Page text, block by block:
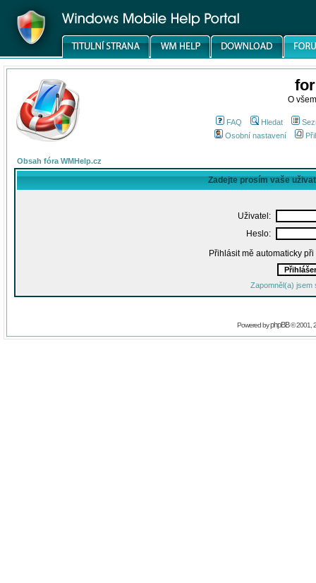
O
FAQ Hledat
Osobní nastavení
Obsah fóra WMHelp.cz
Zadejte prosím vaše
Uživatel:
Heslo:
Přihlásit mě automaticky
Zapomněl(a) jsem
Powered byphpBB© 2001,